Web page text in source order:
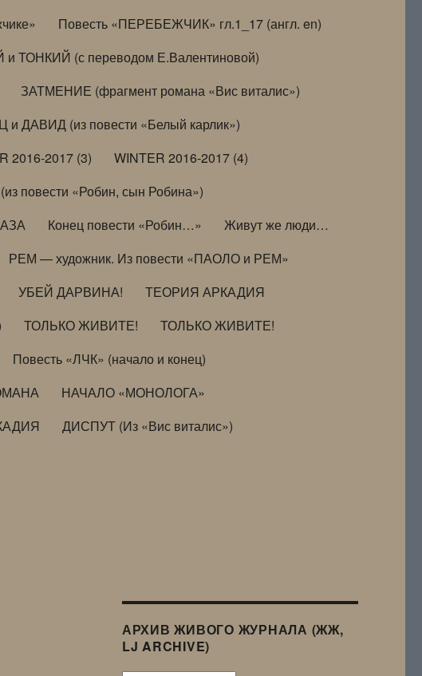
Повесть «ПЕРЕБЕЖЧИК» гл.1_17 (англ. en)
ТОНКИЙ (с переводом Е.Валентиновой)
ЗАТМЕНИЕ (фрагмент романа «Вис виталис»)
и ДАВИД (из повести «Белый карлик»)
2016-2017 (3)
WINTER 2016-2017 (4)
повести «Робин, сын Робина»)
Конец повести «Робин…»
Живут же люди…
РЕМ — художник. Из повести «ПАОЛО и РЕМ»
УБЕЙ ДАРВИНА!
ТЕОРИЯ АРКАДИЯ
ТОЛЬКО ЖИВИТЕ!
ТОЛЬКО ЖИВИТЕ!
Повесть «ЛЧК» (начало и конец)
НАЧАЛО «МОНОЛОГА»
ДИСПУТ (Из «Вис виталис»)
АРХИВ ЖИВОГО ЖУРНАЛА (ЖЖ,
LJ ARCHIVE)